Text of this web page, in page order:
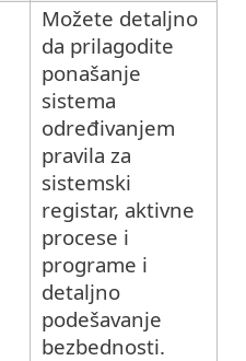
Možete detaljno
da prilagodite
ponašanje
sistema
određivanjem
pravila za
sistemski
registar, aktivne
procese i
programe i
detaljno
podešavanje
bezbednosti.